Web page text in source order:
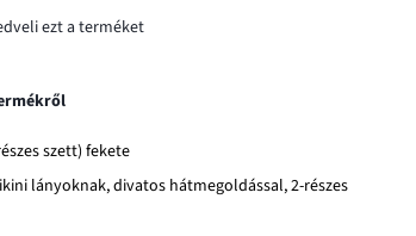
ezt a terméket
szett) fekete
lányoknak, divatos hátmegoldással, 2-részes